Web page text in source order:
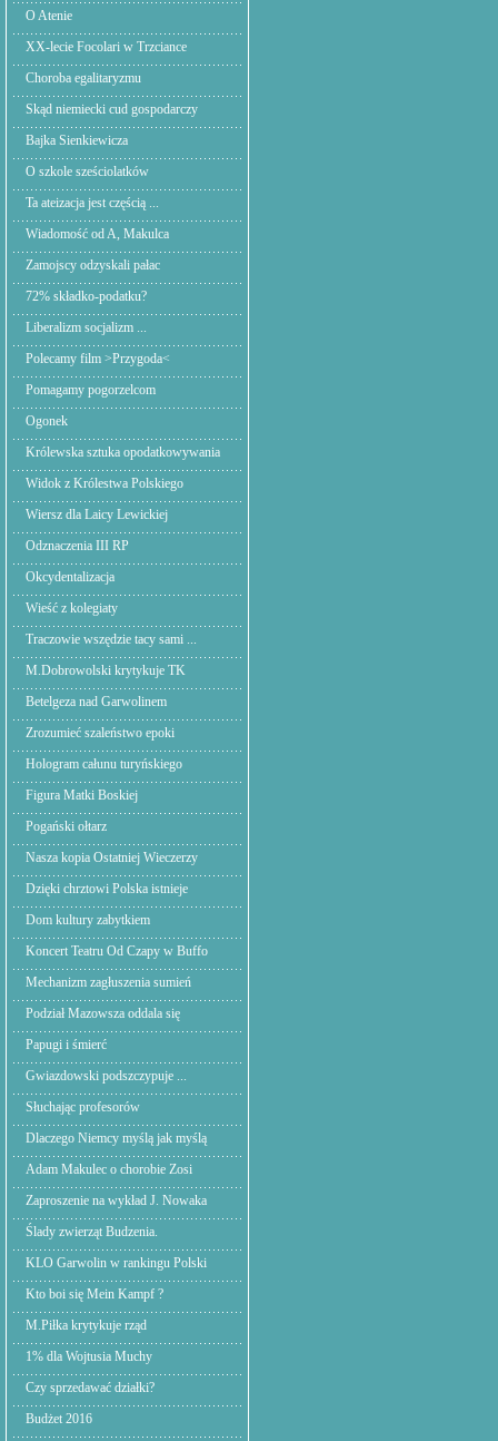
O Atenie
XX-lecie Focolari w Trzciance
Choroba egalitaryzmu
Skąd niemiecki cud gospodarczy
Bajka Sienkiewicza
O szkole sześciolatków
Ta ateizacja jest częścią ...
Wiadomość od A, Makulca
Zamojscy odzyskali pałac
72% składko-podatku?
Liberalizm socjalizm ...
Polecamy film >Przygoda<
Pomagamy pogorzelcom
Ogonek
Królewska sztuka opodatkowywania
Widok z Królestwa Polskiego
Wiersz dla Laicy Lewickiej
Odznaczenia III RP
Okcydentalizacja
Wieść z kolegiaty
Traczowie wszędzie tacy sami ...
M.Dobrowolski krytykuje TK
Betelgeza nad Garwolinem
Zrozumieć szaleństwo epoki
Hologram całunu turyńskiego
Figura Matki Boskiej
Pogański ołtarz
Nasza kopia Ostatniej Wieczerzy
Dzięki chrztowi Polska istnieje
Dom kultury zabytkiem
Koncert Teatru Od Czapy w Buffo
Mechanizm zagłuszenia sumień
Podział Mazowsza oddala się
Papugi i śmierć
Gwiazdowski podszczypuje ...
Słuchając profesorów
Dlaczego Niemcy myślą jak myślą
Adam Makulec o chorobie Zosi
Zaproszenie na wykład J. Nowaka
Ślady zwierząt Budzenia.
KLO Garwolin w rankingu Polski
Kto boi się Mein Kampf ?
M.Piłka krytykuje rząd
1% dla Wojtusia Muchy
Czy sprzedawać działki?
Budżet 2016